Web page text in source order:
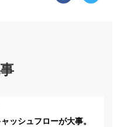
ッシュフローが大事。